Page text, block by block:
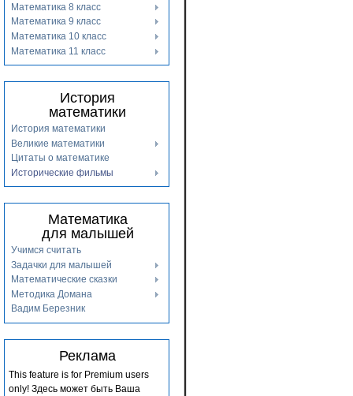
Математика 8 класс
Математика 9 класс
Математика 10 класс
Математика 11 класс
История
математики
История математики
Великие математики
Цитаты о математике
Исторические фильмы
Математика
для малышей
Учимся считать
Задачки для малышей
Математические сказки
Методика Домана
Вадим Березник
Реклама
This feature is for Premium users
only! Здесь может быть Ваша